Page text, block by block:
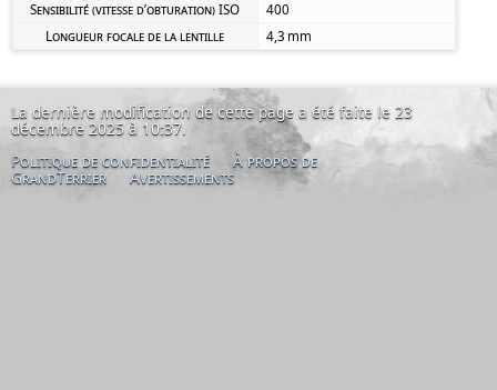
Sensibilité (vitesse d’obturation) ISO
400
Longueur focale de la lentille
4,3 mm
La dernière modification de cette page a été faite le 23
décembre 2025 à 10:37.
Politique de confidentialité
À propos de
GrandTerrier Avertissements